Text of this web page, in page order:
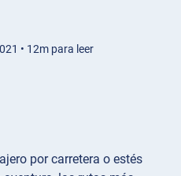
• 12m para leer
por carretera o estés